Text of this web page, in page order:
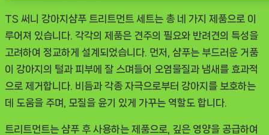
TS 써니 강아지샴푸 트리트먼트 세트는 총 네 가지 제품으로 이
루어져 있습니다. 각각의 제품은 견주의 필요와 반려견의 특성을
고려하여 정교하게 설계되었습니다. 먼저, 샴푸는 부드러운 거품
이 강아지의 털과 피부에 잘 스며들어 오염물질과 냄새를 효과적
으로 제거합니다. 비듬과 각종 자극으로부터 강아지를 보호하는
데 도움을 주며, 모질을 윤기 있게 가꾸는 역할도 합니다.
트리트먼트는 샴푸 후 사용하는 제품으로, 깊은 영양을 공급하여